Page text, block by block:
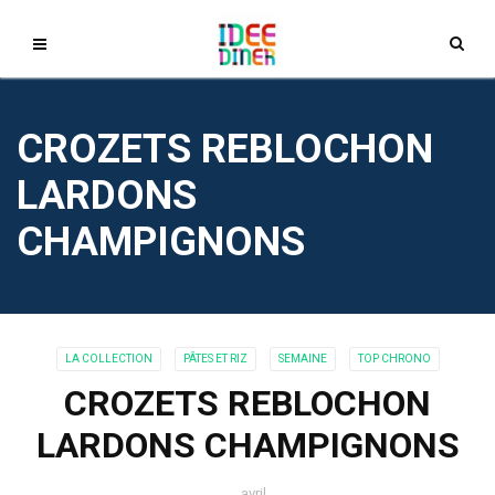
CROZETS REBLOCHON
LARDONS
CHAMPIGNONS
LA COLLECTION PÂTES ET RIZ SEMAINE TOP CHRONO
CROZETS REBLOCHON
LARDONS CHAMPIGNONS